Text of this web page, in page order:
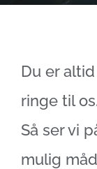
Du er
ringe til os.
Så ser vi
mulig